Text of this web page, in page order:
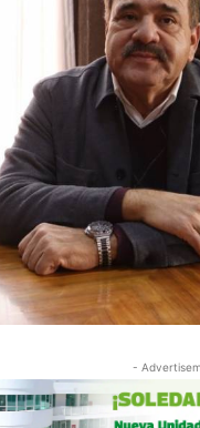
-